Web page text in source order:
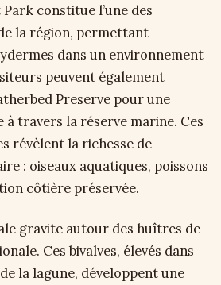
constitue l’une des
la région, permettant
dans un environnement
peuvent également
Preserve pour une
travers la réserve marine. Ces
révèlent la richesse de
: oiseaux aquatiques, poissons
côtière préservée.
gravite autour des huîtres de
Ces bivalves, élevés dans
la lagune, développent une